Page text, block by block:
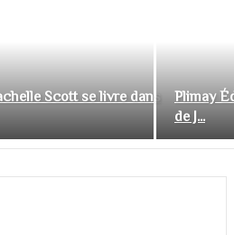
Scott se livre dans
Plimay
de J...